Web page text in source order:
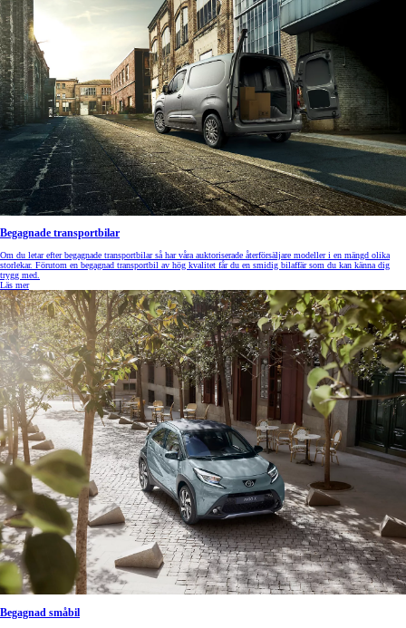
Begagnade transportbilar
Om du letar efter begagnade transportbilar så har våra auktoriserade återförsäljare modeller i en mängd olika
storlekar. Förutom en begagnad transportbil av hög kvalitet får du en smidig bilaffär som du kan känna dig
trygg med.
Läs mer
Begagnad småbil